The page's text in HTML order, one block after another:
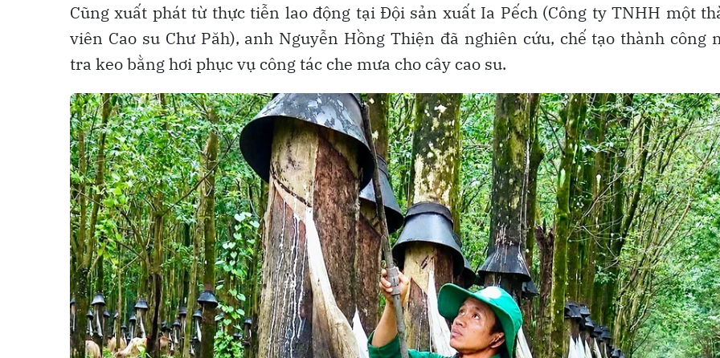
Cũng xuất phát từ thực tiễn lao động tại Đội sản xuất Ia Pếch (Công ty TNHH một
viên Cao su Chư Păh), anh Nguyễn Hồng Thiện đã nghiên cứu, chế tạo thành công
tra keo bằng hơi phục vụ công tác che mưa cho cây cao su.